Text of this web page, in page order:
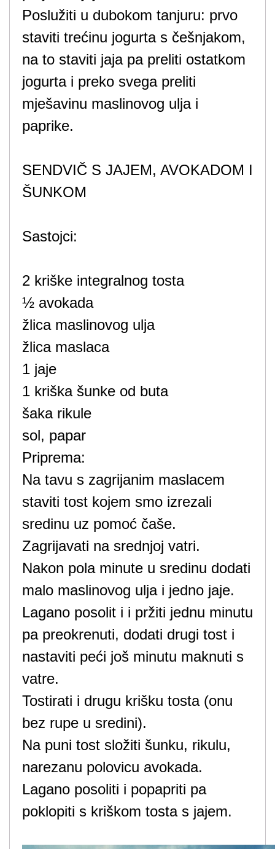
Poslužiti u dubokom tanjuru: prvo
staviti trećinu jogurta s češnjakom,
na to staviti jaja pa preliti ostatkom
jogurta i preko svega preliti
mješavinu maslinovog ulja i
paprike.
SENDVIČ S JAJEM, AVOKADOM I
ŠUNKOM
Sastojci:
2 kriške integralnog tosta
½ avokada
žlica maslinovog ulja
žlica maslaca
1 jaje
1 kriška šunke od buta
šaka rikule
sol, papar
Priprema:
Na tavu s zagrijanim maslacem
staviti tost kojem smo izrezali
sredinu uz pomoć čaše.
Zagrijavati na srednjoj vatri.
Nakon pola minute u sredinu dodati
malo maslinovog ulja i jedno jaje.
Lagano posolit i i pržiti jednu minutu
pa preokrenuti, dodati drugi tost i
nastaviti peći još minutu maknuti s
vatre.
Tostirati i drugu krišku tosta (onu
bez rupe u sredini).
Na puni tost složiti šunku, rikulu,
narezanu polovicu avokada.
Lagano posoliti i popapriti pa
poklopiti s kriškom tosta s jajem.